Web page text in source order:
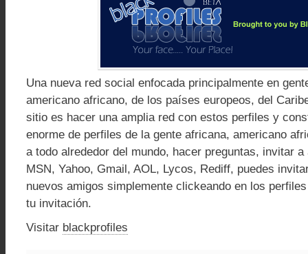
Una nueva red social enfocada principalmente en
americano africano, de los países europeos, del
sitio es hacer una amplia red con estos perfiles y
enorme de perfiles de la gente africana, americano
a todo alrededor del mundo, hacer preguntas, invitar
MSN, Yahoo, Gmail, AOL, Lycos, Rediff, puedes
nuevos amigos simplemente clickeando en los
tu invitación.
Visitar blackprofiles